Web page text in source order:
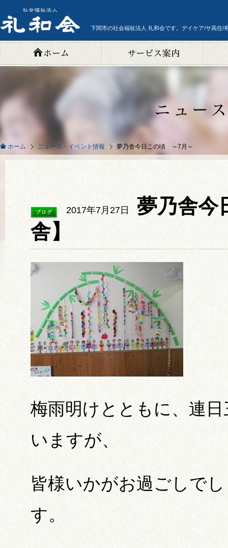
下関市の社会福祉法人 礼和会です。デイケア/サ高住/
ホーム ニュース・イベント情報 夢乃舎今日この頃 ～7月～
2017年7月27日
夢乃舎
舎】
梅雨明けとともに、連
いますが、
皆様いかがお過ごしで
す。